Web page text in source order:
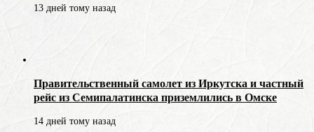
13 дней тому назад
Правительственный самолет из Иркутска и частный
рейс из Семипалатинска приземлились в Омске
14 дней тому назад